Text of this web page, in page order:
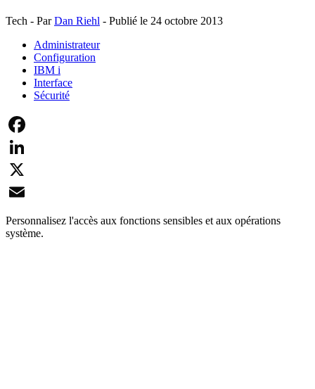
Tech - ParDan Riehl - Publié le 24 octobre 2013
Administrateur
Configuration
IBM i
Interface
Sécurité
Facebook
LinkedIn
X
Email
Personnalisez l'accès aux fonctions sensibles et aux opérations
système.